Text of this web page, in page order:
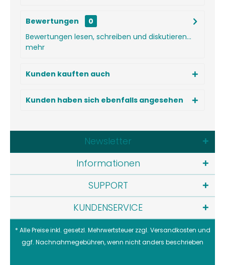
Bewertungen
0
Bewertungen lesen, schreiben und diskutieren...
mehr
Kunden kauften auch
Kunden haben sich ebenfalls angesehen
KUNDENSERVICE
SUPPORT
Informationen
Newsletter
* Alle Preise inkl. gesetzl. Mehrwertsteuer zzgl. Versandkosten und
ggf. Nachnahmegebühren, wenn nicht anders beschrieben